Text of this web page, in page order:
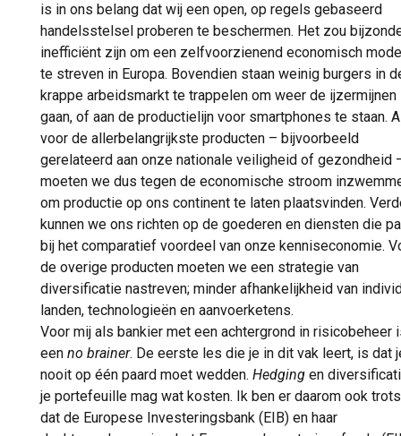
is in ons belang dat wij een open, op regels gebaseerd
handelsstelsel proberen te beschermen. Het zou
inefficiënt zijn om een zelfvoorzienend economisch
te streven in Europa. Bovendien staan weinig burgers in
krappe arbeidsmarkt te trappelen om weer de ijzermijnen
gaan, of aan de productielijn voor smartphones te staan.
voor de allerbelangrijkste producten – bijvoorbeeld
gerelateerd aan onze nationale veiligheid of gezondheid
moeten we dus tegen de economische stroom
om productie op ons continent te laten plaatsvinden.
kunnen we ons richten op de goederen en diensten die
bij het comparatief voordeel van onze kenniseconomie.
de overige producten moeten we een strategie van
diversificatie nastreven; minder afhankelijkheid van
landen, technologieën en aanvoerketens.
Voor mij als bankier met een achtergrond in risicobeheer
een no brainer. De eerste les die je in dit vak leert, is dat
nooit op één paard moet wedden. Hedging en
je portefeuille mag wat kosten. Ik ben er daarom ook
dat de Europese Investeringsbank (EIB) en haar